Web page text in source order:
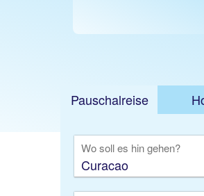
Pauschalreise
Wo soll es hin gehen?